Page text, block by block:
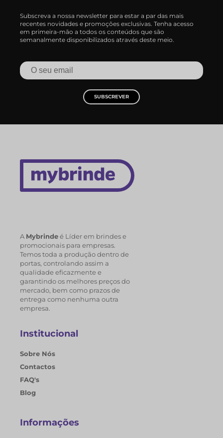
Subscreva a nossa newsletter para estar a par das mais
recentes novidades e promoções exclusivas. Tenha acesso
em primeira-mão a todos os conteúdos que são
semanalmente disponibilizados através deste meio.
SUBSCREVER
A Mybrindeé Líder em brindes e
promocionais para empresas.
Temos toda a produção dentro de
portas, controlando assim a
qualidade eficazmente e
garantindo os melhores preços do
mercado, bem como prazos de
entrega como nenhuma outra
empresa.
Institucional
Sobre Nós
Contactos
FAQ's
Blog
Informações